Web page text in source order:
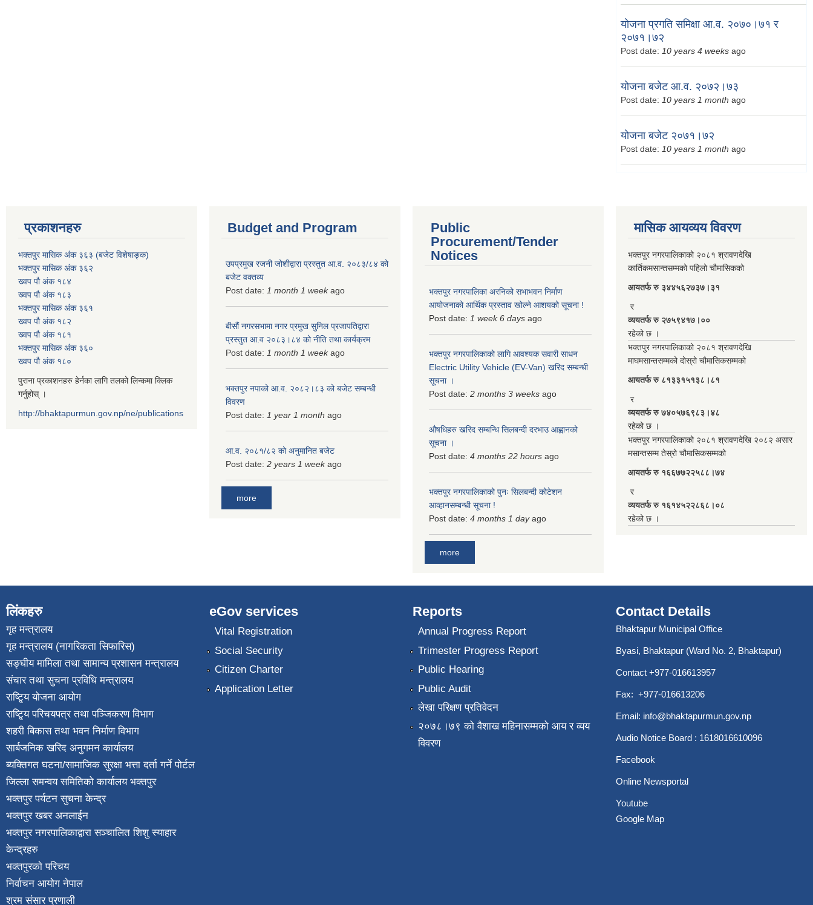
योजना प्रगति समिक्षा आ.व. २०७०।७१ र
२०७१।७२
Post date: 10 years 4 weeks ago
योजना बजेट आ.व. २०७२।७३
Post date: 10 years 1 month ago
योजना बजेट २०७१।७२
Post date: 10 years 1 month ago
प्रकाशनहरु
भक्तपुर मासिक अंक ३६३ (बजेट विशेषाङ्क)
भक्तपुर मासिक अंक ३६२
ख्वप पौ अंक १८४
ख्वप पौ अंक १८३
भक्तपुर मासिक अंक ३६१
ख्वप पौ अंक १८२
ख्वप पौ अंक १८१
भक्तपुर मासिक अंक ३६०
ख्वप पौ अंक १८०
पुराना प्रकाशनहरु हेर्नका लागि तलको लिन्कमा क्लिक
गर्नुहोस् ।
http://bhaktapurmun.gov.np/ne/publications
Budget and Program
उपप्रमुख रजनी जोशीद्वारा प्रस्तुत आ.व. २०८३/८४ को
बजेट वक्तव्य
Post date: 1 month 1 weekago
बीसौं नगरसभामा नगर प्रमुख सुनिल प्रजापतिद्वारा
प्रस्तुत आ.व‍ २०८३।८४ को नीति तथा कार्यक्रम
Post date: 1 month 1 weekago
भक्तपुर नपाको आ.व. २०८२।८३ को बजेट सम्बन्धी
विवरण
Post date: 1 year 1 month ago
आ.व. २०८१/८२ को अनुमानित बजेट
Post date: 2 years 1 weekago
more
Public
Procurement/Tender
Notices
भक्तपुर नगरपालिका अरनिको सभाभवन निर्माण
आयोजनाको आर्थिक प्रस्ताव खोल्ने आशयको सूचना !
Post date: 1 week 6 days ago
भक्तपुर नगरपालिकाकाे लागि आवश्यक सवारी साधन
Electric Utility Vehicle (EV-Van) खरिद सम्बन्धी
सूचना ।
Post date: 2 months 3 weeks ago
औषधिहरु खरिद सम्बन्धि सिलबन्दी दरभाउ आह्वानको
सूचना ।
Post date: 4 months 22 hours ago
भक्तपुर नगरपालिकाको पुनः सिलबन्दी कोटेशन
आव्हानसम्बन्धी सूचना !
Post date: 4 months 1 dayago
more
मासिक आयव्यय विवरण
भक्तपुर नगरपालिकाको २०८१ श्रावणदेखि
कार्तिकमसान्तसम्मको पहिलो चौमासिकको
आयतर्फ रु‌ ३४४५६२७३७।३१
र
व्ययतर्फ रु २७५९४१७।००
रहेको छ ।
भक्तपुर नगरपालिकाको २०८१ श्रावणदेखि
माघमसान्तसम्मको दोस्रो चौमासिकसम्मको
आयतर्फ रु‌ ८१३३१५१३८।८१
र
व्ययतर्फ रु ७४०५७६९८३।४८
रहेको छ ।
भक्तपुर नगरपालिकाको २०८१ श्रावणदेखि २०८२ असार
मसान्तसम्म तेस्रो चौमासिकसम्मको
आयतर्फ रु‌ १६६७७२२५८८।७४
र
व्ययतर्फ रु १६१४५२२८६८।०८
रहेको छ ।
लिंकहरु
गृह मन्त्रालय
गृह मन्त्रालय (नागरिकता सिफारिस)
सङ्घीय मामिला तथा सामान्य प्रशासन मन्त्रालय
संचार तथा सुचना प्रविधि मन्त्रालय
राष्टि्ृय योजना आयोग
राष्टि्ृय परिचयपत्र तथा पञ्जिकरण विभाग
शहरी बिकास तथा भवन निर्माण विभाग
सार्बजनिक खरिद अनुगमन कार्यालय
ब्यक्तिगत घटना/सामाजिक सुरक्षा भत्ता दर्ता गर्ने पोर्टल
जिल्ला समन्वय समितिको कार्यालय भक्तपुर
भक्तपुर पर्यटन सुचना केन्द्र
भक्तपुर खबर अनलाईन
भक्तपुर नगरपालिकाद्वारा सञ्चालित शिशु स्याहार
केन्द्रहरु
भक्तपुरकाे परिचय
निर्वाचन आयोग नेपाल
श्रम संसार प्रणाली
eGov services
Vital Registration
Social Security
Citizen Charter
Application Letter
Reports
Annual Progress Report
Trimester Progress Report
Public Hearing
Public Audit
लेखा परिक्षण प्रतिवेदन
२०७८।७९ को वैशाख महिनासम्मको आय र व्यय
विवरण
Contact Details
Bhaktapur Municipal Office
Byasi, Bhaktapur (Ward No. 2, Bhaktapur)
Contact +977-016613957
Fax: +977-016613206
Email: info@bhaktapurmun.gov.np
Audio Notice Board : 1618016610096
Facebook
Online Newsportal
Youtube
Google Map